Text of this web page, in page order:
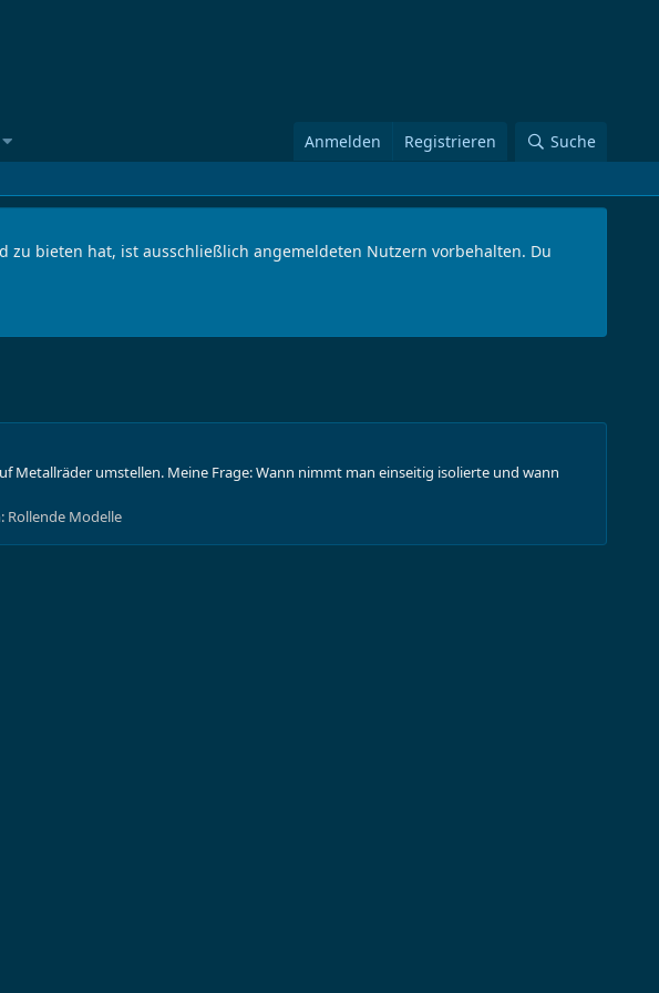
Anmelden Registrieren Suche
zu bieten hat, ist ausschließlich angemeldeten Nutzern vorbehalten. Du
Metallräder umstellen. Meine Frage: Wann nimmt man einseitig isolierte und wann
Rollende Modelle